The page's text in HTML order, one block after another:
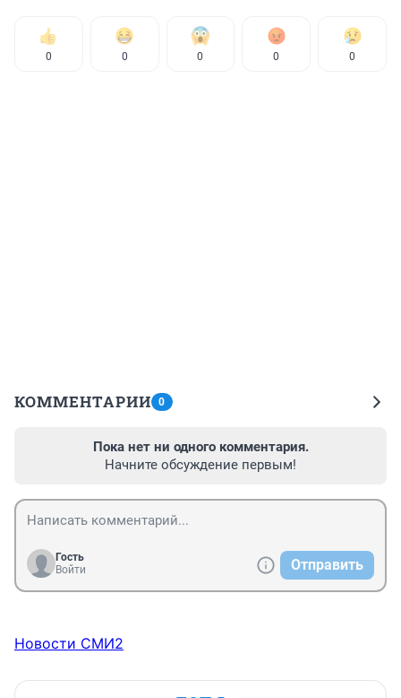
0 0 0 0 0
КОММЕНТАРИИ 0
Пока нет ни одного комментария.
Начните обсуждение первым!
Гость
Войти
Отправить
Новости СМИ2